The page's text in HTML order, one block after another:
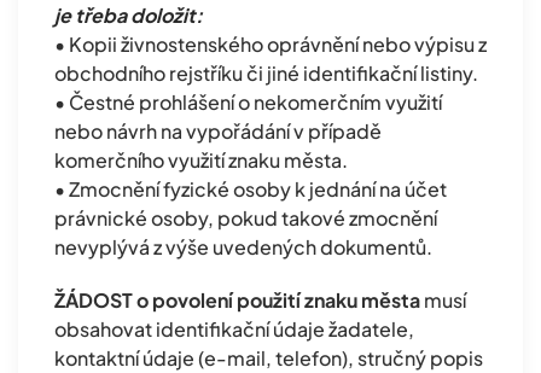
je třeba doložit:
• Kopii živnostenského oprávnění nebo výpisu z
obchodního rejstříku či jiné identifikační listiny.
• Čestné prohlášení o nekomerčním využití
nebo návrh na vypořádání v případě
komerčního využití znaku města.
• Zmocnění fyzické osoby k jednání na účet
právnické osoby, pokud takové zmocnění
nevyplývá z výše uvedených dokumentů.
ŽÁDOST o povolení použití znaku městamusí
obsahovat identifikační údaje žadatele,
kontaktní údaje (e-mail, telefon), stručný popis